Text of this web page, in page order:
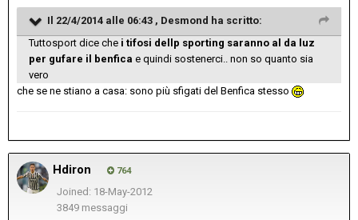
Il 22/4/2014 alle 06:43 , Desmond ha scritto:
Tuttosport dice che i tifosi dellp sporting saranno al da luz
per gufare il benfica e quindi sostenerci.. non so quanto sia
vero
che se ne stiano a casa: sono più sfigati del Benfica stesso
Hdiron 764
Joined: 18-May-2012
3849 messaggi